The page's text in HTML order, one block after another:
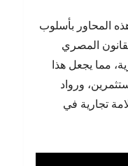
المحاور بأسلوب
المصري
مما يجعل هذا
ورواد
تجارية في